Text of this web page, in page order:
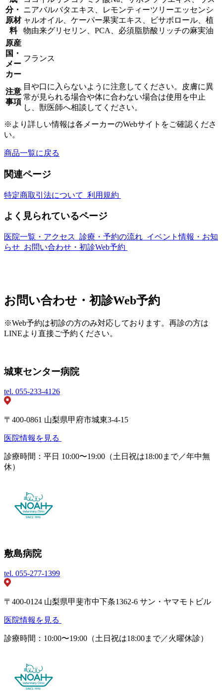
猫
用
個
分・
原材
料
ニアバルバタエキス、レモンティーツリーエッセンシ
ャルオイル、ケーパー果実エキス、ビサボロール、植
物由来グリセリン、PCA、必須脂肪酸リッチの麻実油
原産
国・
メー
カー
フランス
注意
事項
目や口に入らないように注意してください。皮膚に異
常が見られる場合や体に合わない場合は使用を中止
し、獣医師へ相談してください。
※より詳しい情報は各メーカーのWebサイトをご確認くださ
い。
商品一覧に戻る
関連ページ
特定商取引法について 利用規約
よく見られているページ
医院一覧・アクセス 診療・予約の流れ イベント情報・お知
らせ お問い合わせ・初診Web予約
お問い合わせ・初診Web予約
※Web予約は初診の方のみ対応しております。再診の方は
LINEより直接ご予約ください。
城東センター病院
tel. 055-233-4126
〒400-0861 山梨県甲府市城東3-4-15
医院情報を見る
診療時間：平日 10:00〜19:00（土日祝は18:00まで／年中無
休）
敷島病院
tel. 055-277-1399
〒400-0124 山梨県甲斐市中下条1362-6 サン・ヤマモトビル
医院情報を見る
診療時間：10:00〜19:00（土日祝は18:00まで／火曜休診）